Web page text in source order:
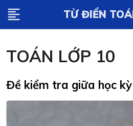
format_align_left TỪ ĐIỂN
TOÁN LỚP 10
Đề kiểm tra giữa học